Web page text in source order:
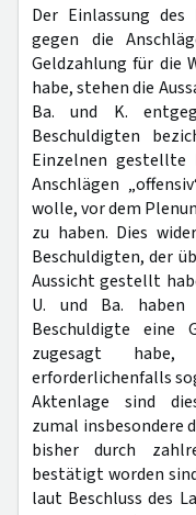
Der Einlassung
gegen die
Geldzahlung für die
habe, stehen die
Ba. und K.
Beschuldigten
Einzelnen gestellte
Anschlägen
wolle, vor dem
zu haben. Dies
Beschuldigten, der
Aussicht gestellt
U. und Ba. haben
Beschuldigte eine
zugesagt
erforderlichenfalls
Aktenlage sind
zumal insbesondere
bisher durch
bestätigt worden
laut Beschluss des